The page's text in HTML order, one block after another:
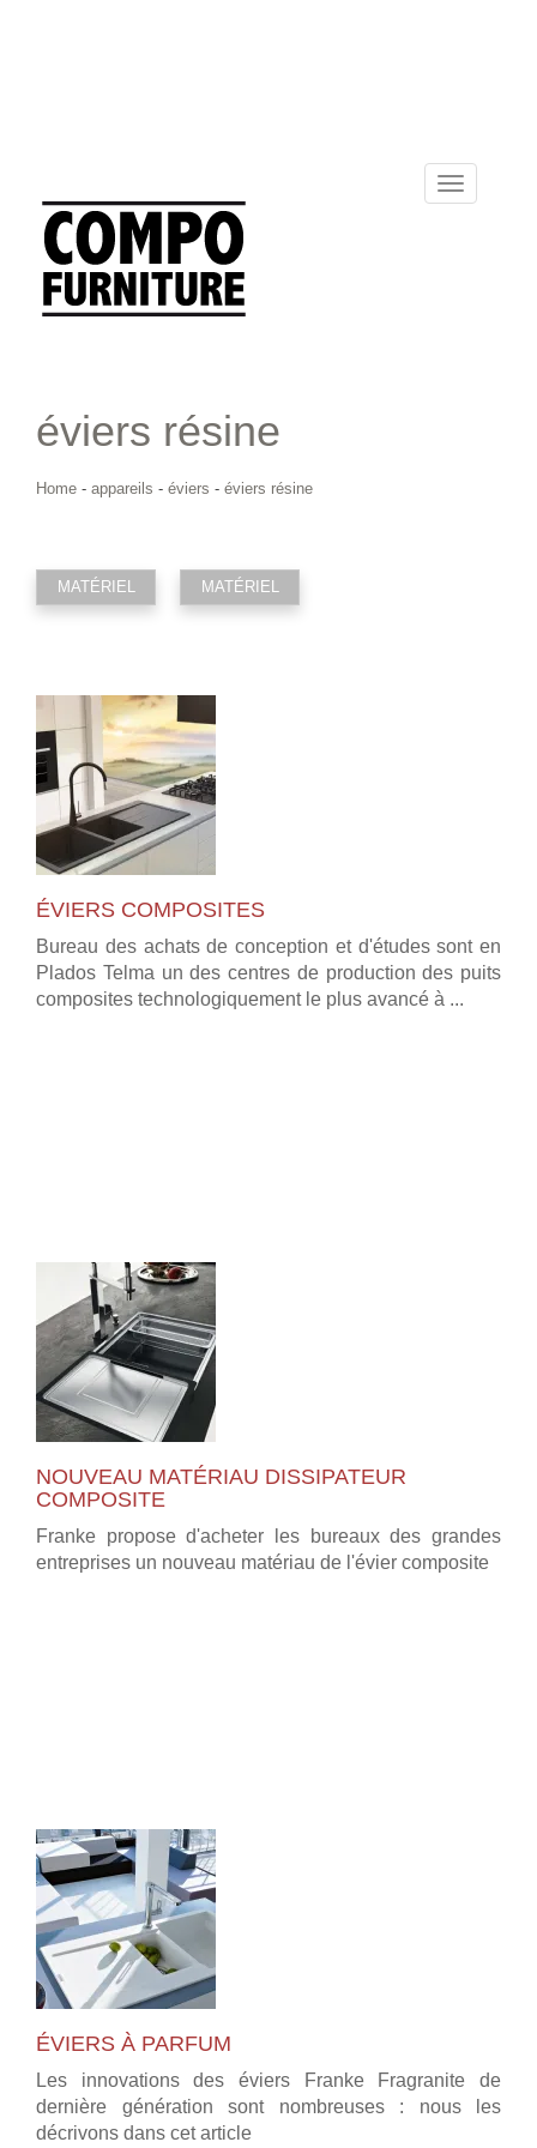
Toggle
navigation
éviers résine
Home - appareils - éviers - éviers résine
MATÉRIEL MATÉRIEL
ÉVIERS COMPOSITES
Bureau des achats de conception et d'études sont en
Plados Telma un des centres de production des puits
composites technologiquement le plus avancé à ...
NOUVEAU MATÉRIAU DISSIPATEUR
COMPOSITE
Franke propose d'acheter les bureaux des grandes
entreprises un nouveau matériau de l'évier composite
ÉVIERS À PARFUM
Les innovations des éviers Franke Fragranite de
dernière génération sont nombreuses : nous les
décrivons dans cet article